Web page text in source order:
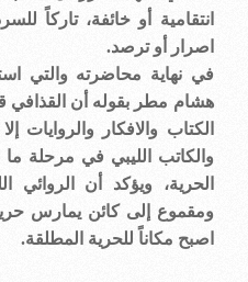
انتقامية أو خائفة، تاركاً
اصرار أو ترصد.
في نهاية محاضرته والتي
هشام مطر بقوله أن القذافي
الكتاب والافكار والروايات
والكاتب الليبي في مرحلة
الحرية، ويؤكد أن
ومقموع إلى كائن يمارس
اصبح مكاناً للحرية المطلقة.